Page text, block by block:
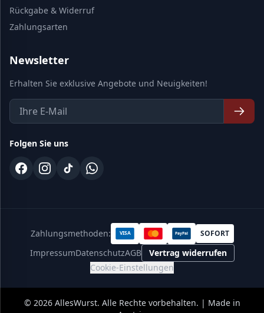
Rückgabe & Widerruf
Zahlungsarten
Newsletter
Erhalten Sie exklusive Angebote und Neuigkeiten!
Folgen Sie uns
Zahlungsmethoden: VISA PayPal SOFORT
ImpressumDatenschutzAGB
Vertrag widerrufen
Cookie-Einstellungen
© 2026AllesWurst. Alle Rechte vorbehalten. | Made in